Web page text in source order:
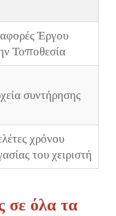
Έργου
Τοποθεσία
συντήρησης
χρόνου
του χειριστή
σε όλα τα